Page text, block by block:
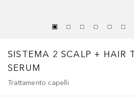
SISTEMA 2 SCALP + HAIR
SERUM
Trattamento capelli